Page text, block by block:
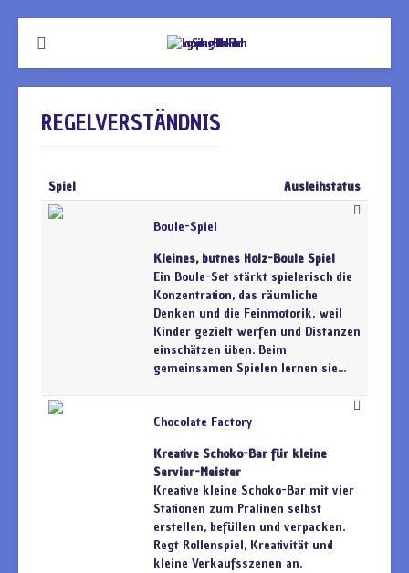
REGELVERSTÄNDNIS
Spiel Ausleihstatus
Boule-Spiel
Kleines, butnes Holz-Boule Spiel
Ein Boule-Set stärkt spielerisch die
Konzentration, das räumliche
Denken und die Feinmotorik, weil
Kinder gezielt werfen und Distanzen
einschätzen üben. Beim
gemeinsamen Spielen lernen sie...
Chocolate Factory
Kreative Schoko-Bar für kleine
Servier-Meister
Kreative kleine Schoko-Bar mit vier
Stationen zum Pralinen selbst
erstellen, befüllen und verpacken.
Regt Rollenspiel, Kreativität und
kleine Verkaufsszenen an.